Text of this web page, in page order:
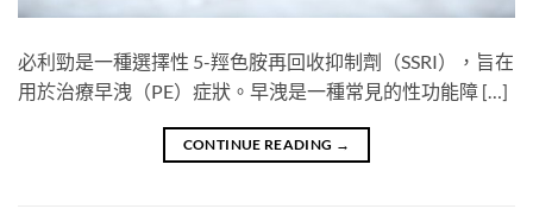
必利勁是一種選擇性 5-羥色胺再回收抑制劑（SSRI），旨在
用於治療早洩（PE）症狀。早洩是一種常見的性功能障 […]
CONTINUE READING →